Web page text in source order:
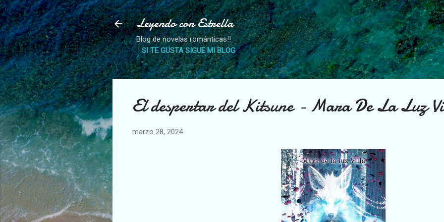
Ir al contenido principal
Leyendo con Estrella
Blog de novelas románticas!!
SI TE GUSTA SIGUE MI BLOG
El despertar del Kitsune - Mara De La Luz
marzo 28, 2024